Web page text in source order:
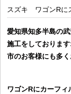
スズキ ワゴンRに
愛知県知多半島の
施工をしておりま
市のお客様にも多
ワゴンRにカーフィ